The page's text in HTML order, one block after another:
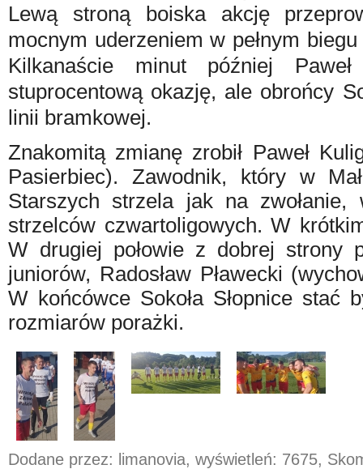
Lewą stroną boiska akcję
mocnym uderzeniem w pełnym
Kilkanaście minut później
stuprocentową okazję, ale obrońcy
linii bramkowej.
Znakomitą zmianę zrobił Paweł
Pasierbiec). Zawodnik, który w
Starszych strzela jak na
strzelców czwartoligowych. W
W drugiej połowie z dobrej strony
juniorów, Radosław Pławecki
W końcówce Sokoła Słopnice stać
rozmiarów porażki.
Dodane przez: limanovia, wyświetleń: 7675,